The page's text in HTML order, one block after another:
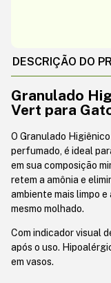
DESCRIÇÃO DO
Granulado
Vert para
O Granulado
perfumado, é ideal
em sua composição
retem a amônia e
ambiente mais limpo
mesmo molhado.
Com indicador visual
após o uso.
em vasos.